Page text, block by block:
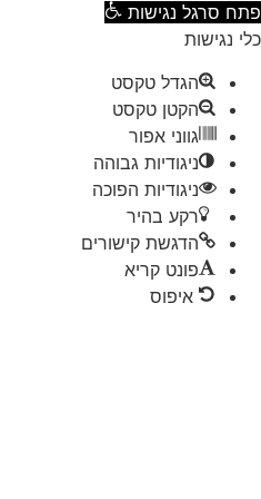
סרגל נגישות
נגישות
הגדל טקסט
הקטן טקסט
גווני אפור
ניגודיות גבוהה
ניגודיות הפוכה
רקע בהיר
הדגשת קישורים
פונט קריא
איפוס